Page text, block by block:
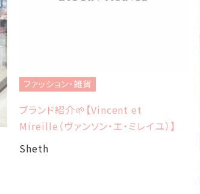
ファッション・雑貨
ブランド紹介🌱【Vincent et
Mireille（ヴァンソン・エ・ミレイユ）】
Sheth